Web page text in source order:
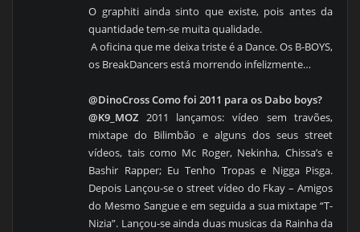
O graphiti ainda sinto que existe, pois antes da
quantidade tem-se muita qualidade.
A oficina que me deixa triste é a Dance. Os B-BOYS,
os BreakDancers está morrendo infelizmente…
@DinoCross Como foi 2011 para os Dabo boys?
@K9_MOZ 2011 lançamos: vídeo sem travões,
mixtape do Bilimbão e alguns dos seus street
vídeos, tais como Mc Roger, Nekinha, Chissa’s e
Bashir Rapper; Eu Tenho Tropas e Nigga Pisga.
Depois Lançou-se o street vídeo do Fkay – Amigos
do Mesmo Sangue e em seguida a sua mixtape “T-
Nizia”. Lançou-se ainda duas musicas da Rainha da